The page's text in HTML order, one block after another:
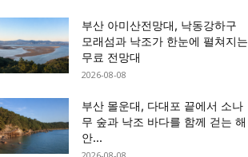
부산 아미산전망대, 낙동강하구
모래섬과 낙조가 한눈에 펼쳐지는
무료 전망대
2026-08-08
부산 몰운대, 다대포 끝에서 소나
무 숲과 낙조 바다를 함께 걷는 해
안...